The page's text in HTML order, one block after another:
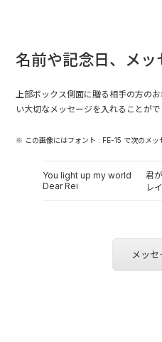
名前や記念日、メッ
上部ボックス側面に贈る相手の方の
い大切なメッセージを入れることがで
※ この画像にはフォント : FE-15 で次のメッ
You light up my world
Dear Rei
君
レ
メッセ